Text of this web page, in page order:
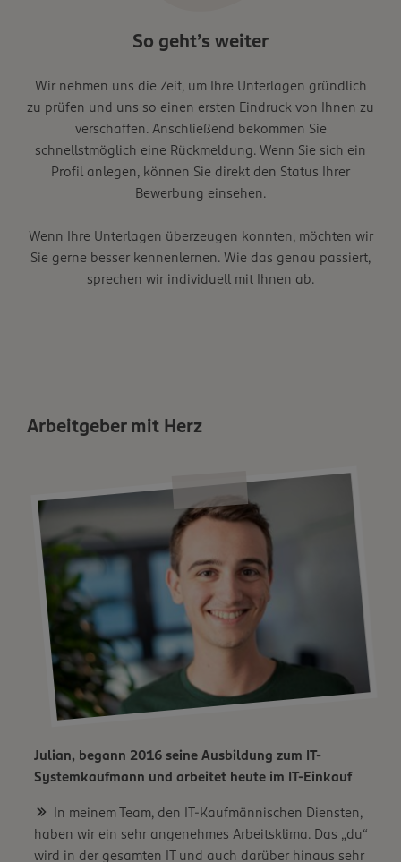
So geht’s weiter
Wir nehmen uns die Zeit, um Ihre Unterlagen gründlich
zu prüfen und uns so einen ersten Eindruck von Ihnen zu
verschaffen. Anschließend bekommen Sie
schnellstmöglich eine Rückmeldung. Wenn Sie sich ein
Profil anlegen, können Sie direkt den Status Ihrer
Bewerbung einsehen.
Wenn Ihre Unterlagen überzeugen konnten, möchten wir
Sie gerne besser kennenlernen. Wie das genau passiert,
sprechen wir individuell mit Ihnen ab.
Arbeitgeber mit Herz
Julian, begann 2016 seine Ausbildung zum IT-
Systemkaufmann und arbeitet heute im IT-Einkauf
In meinem Team, den IT-Kaufmännischen Diensten,
haben wir ein sehr angenehmes Arbeitsklima. Das „du“
wird in der gesamten IT und auch darüber hinaus sehr